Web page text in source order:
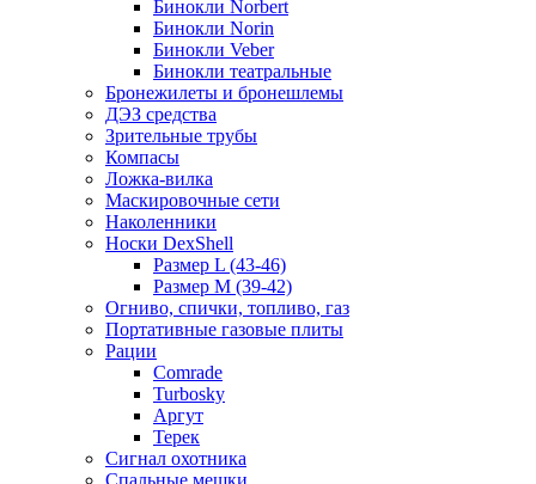
Бинокли Norbert
Бинокли Norin
Бинокли Veber
Бинокли театральные
Бронежилеты и бронешлемы
ДЭЗ средства
Зрительные трубы
Компасы
Ложка-вилка
Маскировочные сети
Наколенники
Носки DexShell
Размер L (43-46)
Размер M (39-42)
Огниво, спички, топливо, газ
Портативные газовые плиты
Рации
Comrade
Turbosky
Аргут
Терек
Сигнал охотника
Спальные мешки